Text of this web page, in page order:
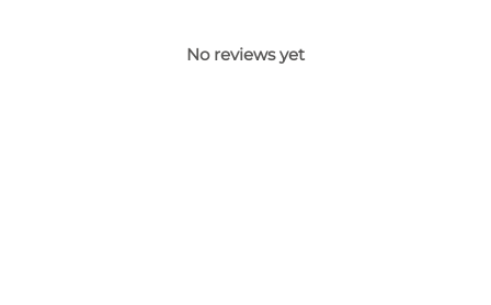
No reviews yet